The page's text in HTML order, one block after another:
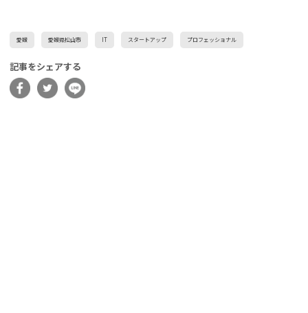
愛媛 愛媛県松山市 IT スタートアップ プロフェッショナル
記事をシェアする